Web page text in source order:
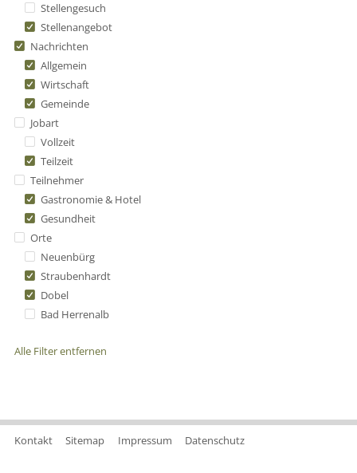
Stellengesuch
Stellenangebot
Nachrichten
Allgemein
Wirtschaft
Gemeinde
Jobart
Vollzeit
Teilzeit
Teilnehmer
Gastronomie & Hotel
Gesundheit
Orte
Neuenbürg
Straubenhardt
Dobel
Bad Herrenalb
Alle Filter entfernen
Kontakt Sitemap Impressum Datenschutz